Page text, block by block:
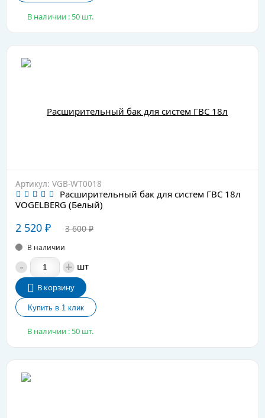
В наличии : 50 шт.
Артикул: VGB-WT0018
Расширительный бак для систем ГВС 18л
VOGELBERG (Белый)
2 520 ₽ 3 600₽
В наличии
- + шт
В корзину
В наличии : 50 шт.